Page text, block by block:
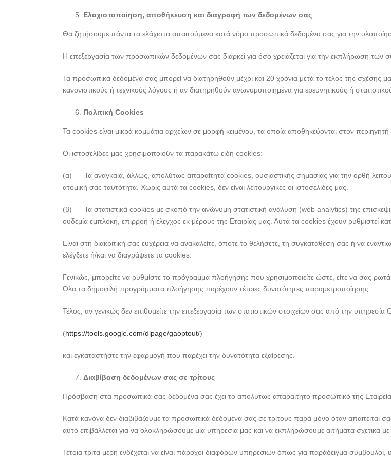
Ελαχιστοποίηση, αποθήκευση και διαγραφή των δεδομένων σας
Θα ζητήσουμε πάντα τα ελάχιστα απαιτούμενα κατά νόμο προσωπικά δεδομένα σας για την
Η επεξεργασία των προσωπικών δεδομένων σας διαρκεί για όσο χρειάζεται για την εκπλήρωση
Τα προσωπικά δεδομένα σας μπορεί να διατηρηθούν μέχρι και 20 χρόνια μετά το τέλος της σχέσης
κανονιστικούς ή τεχνικούς λόγους ή αν διατηρηθούν ανωνυμοποιημένα για ερευνητικούς ή
Πολιτική Cookies
Τα cookies είναι μικρά κομμάτια αρχείων σε μορφή κειμένου, τα οποία αποθηκεύονται στον
Οι ιστοσελίδες μας χρησιμοποιούν τα παρακάτω είδη cookies:
(α) Τα αναγκαία, άλλως, απολύτως απαραίτητα cookies, ουσιαστικής σημασίας για την ορθή
ατομική σας ταυτότητα. Χωρίς αυτά τα cookies, δεν είναι λειτουργικές οι ιστοσελίδες μας.
(β) Τα στατιστικά cookies με σκοπό την ανώνυμη στατιστική ανάλυση (web analytics) της
ουδεμία εμπλοκή, επιρροή ή έλεγχος εκ μέρους της Εταιρίας μας. Αυτά τα cookies έχουν ρυθμιστεί
Είναι στη διακριτική σας ευχέρεια να ανακαλείτε, όποτε το θελήσετε, τη συγκατάθεση σας ή να
ελέγξετε ή/και να διαγράψετε τα cookies.
Γενικώς, μπορείτε να ρυθμίστε το πρόγραμμα πλοήγησης που χρησιμοποιείτε ώστε, είτε να σας
Όλα τα δημοφιλή προγράμματα πλοήγησης παρέχουν τέτοιες δυνατότητες παραμετροποίησης.
Τέλος, αν γενικώς δεν επιθυμείτε την επεξεργασία των στατιστικών στοιχείων σας από την
(https://tools.google.com/dlpage/gaoptout/)
και εγκαταστήστε την εφαρμογή που παρέχει την δυνατότητα εξαίρεσης.
Διαβίβαση δεδομένων σας σε τρίτους
Πρόσβαση στα προσωπικά σας δεδομένα σας έχει το απολύτως απαραίτητο προσωπικό της Εταιρείας
Κατά κανόνα δεν διαβιβάζουμε τα προσωπικά δεδομένα σας σε τρίτους παρά μόνο όταν απαιτείται
αυτό επιβάλλεται για να ολοκληρώσουμε μία υπηρεσία μας και να εκπληρώσουμε αιτήματα σχετικά
Τέτοια τρίτα μέρη ενδέχεται να είναι πάροχοι διαφόρων υπηρεσιών όπως για παράδειγμα